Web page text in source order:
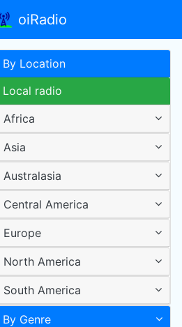
oiRadio
By Location
Local radio
Africa
Asia
Australasia
Central America
Europe
North America
South America
By Genre